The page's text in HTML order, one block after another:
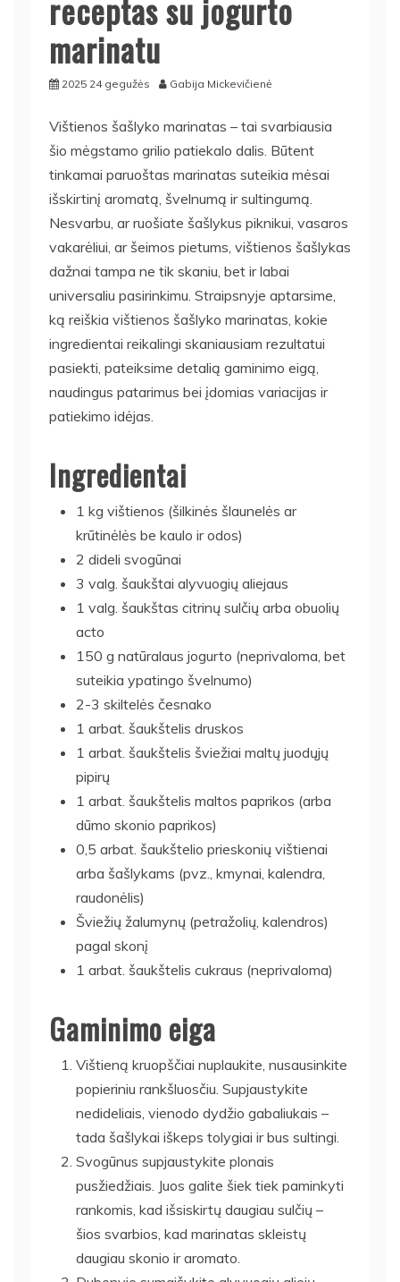
receptas su jogurto
marinatu
2025 24 gegužės Gabija Mickevičienė
Vištienos šašlyko marinatas – tai svarbiausia
šio mėgstamo grilio patiekalo dalis. Būtent
tinkamai paruoštas marinatas suteikia mėsai
išskirtinį aromatą, švelnumą ir sultingumą.
Nesvarbu, ar ruošiate šašlykus piknikui, vasaros
vakarėliui, ar šeimos pietums, vištienos šašlykas
dažnai tampa ne tik skaniu, bet ir labai
universaliu pasirinkimu. Straipsnyje aptarsime,
ką reiškia vištienos šašlyko marinatas, kokie
ingredientai reikalingi skaniausiam rezultatui
pasiekti, pateiksime detalią gaminimo eigą,
naudingus patarimus bei įdomias variacijas ir
patiekimo idėjas.
Ingredientai
1 kg vištienos (šilkinės šlaunelės ar
krūtinėlės be kaulo ir odos)
2 dideli svogūnai
3 valg. šaukštai alyvuogių aliejaus
1 valg. šaukštas citrinų sulčių arba obuolių
acto
150 g natūralaus jogurto (neprivaloma, bet
suteikia ypatingo švelnumo)
2-3 skiltelės česnako
1 arbat. šaukštelis druskos
1 arbat. šaukštelis šviežiai maltų juodųjų
pipirų
1 arbat. šaukštelis maltos paprikos (arba
dūmo skonio paprikos)
0,5 arbat. šaukštelio prieskonių vištienai
arba šašlykams (pvz., kmynai, kalendra,
raudonėlis)
Šviežių žalumynų (petražolių, kalendros)
pagal skonį
1 arbat. šaukštelis cukraus (neprivaloma)
Gaminimo eiga
Vištieną kruopščiai nuplaukite, nusausinkite
popieriniu rankšluosčiu. Supjaustykite
nedideliais, vienodo dydžio gabaliukais –
tada šašlykai iškeps tolygiai ir bus sultingi.
Svogūnus supjaustykite plonais
pusžiedžiais. Juos galite šiek tiek paminkyti
rankomis, kad išsiskirtų daugiau sulčių –
šios svarbios, kad marinatas skleistų
daugiau skonio ir aromato.